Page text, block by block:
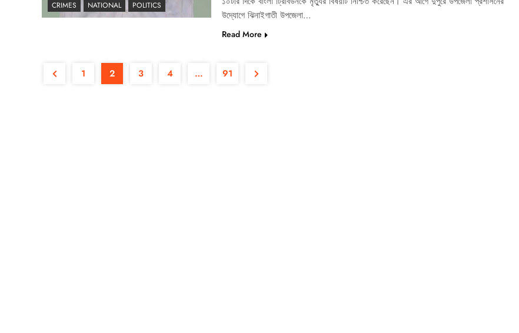
CRIMES NATIONAL POLITICS
উদ্যোগে ঝিনাইগাতী উপজেলা…
Read More
1 2 3 4 … 91